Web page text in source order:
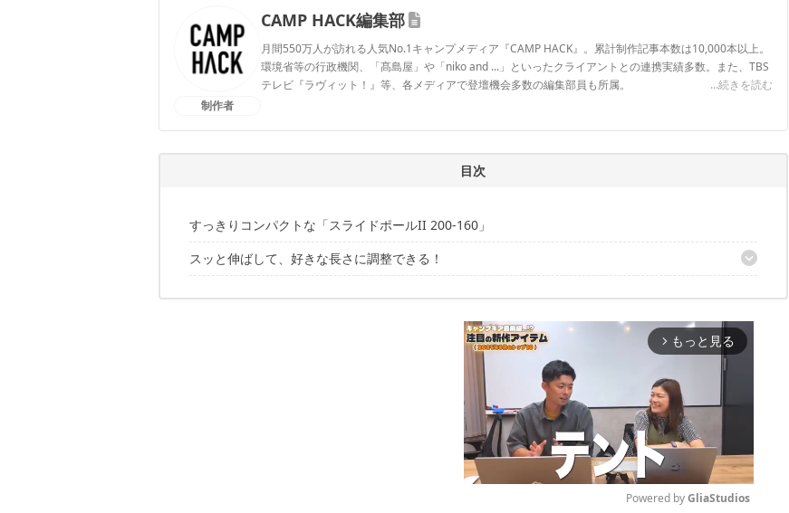
制作者
CAMP HACK編集部
月間550万人が訪れる人気No.1キャンプメディア『CAMP HACK』。累計制作記事本数は10,000本以上。
環境省等の行政機関、「髙島屋」や「niko and ...」といったクライアントとの連携実績多数。また、TBS
テレビ『ラヴィット！』等、各メディアで登壇機会多数の編集部員も所属。
...続きを読む
目次
すっきりコンパクトな「スライドポールII 200-160」
スッと伸ばして、好きな長さに調整できる！
「スライドポールⅡ 200-160」のⅡの理由はココ！
arrow_forward_ios もっと見る
Powered by GliaStudios